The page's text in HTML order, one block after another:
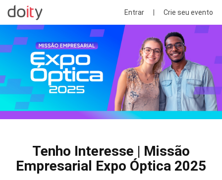
Entrar Crie seu evento
Tenho Interesse | Missão
Empresarial Expo Óptica 2025